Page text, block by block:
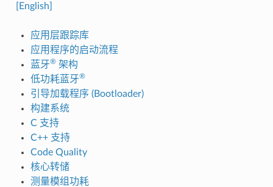
[English]
应用层跟踪库
应用程序的启动流程
蓝牙®架构
低功耗蓝牙®
引导加载程序 (Bootloader)
构建系统
C 支持
C++ 支持
Code Quality
核心转储
测量模组功耗